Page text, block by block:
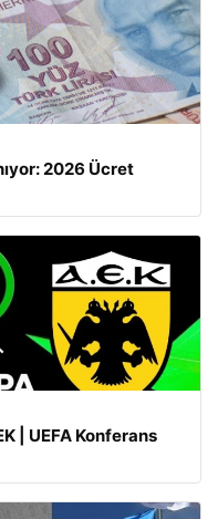
2026 Ücret
| UEFA Konferans